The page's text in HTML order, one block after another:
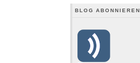
BLOG ABONNIEREN